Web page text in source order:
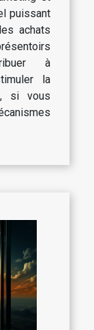
puissant
achats
à
la
si vous